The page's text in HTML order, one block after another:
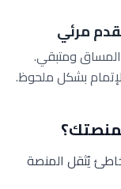
ومتبقي.
بشكل ملحوظ.
يُثقل المنصة